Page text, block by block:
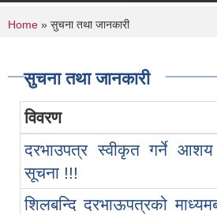
You are here
Home » सुचना तथा जानकारी
सुचना तथा जानकारी
विवरण
दरभाउपत्र स्वीकृत गर्ने आशय
सूचना !!!
शिलबन्दि दरभाऊपत्रको